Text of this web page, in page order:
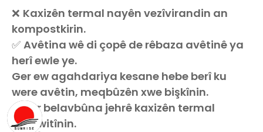
❌ Kaxizên termal nayên vezîvirandin an
kompostkirin.
✅ Avêtina wê di çopê de rêbaza avêtinê ya
herî ewle ye.
Ger ew agahdariya kesane hebe berî ku
were avêtin, meqbûzên xwe bişkînin.
Ji ber belavbûna jehrê kaxizên termal
neşewitînin.